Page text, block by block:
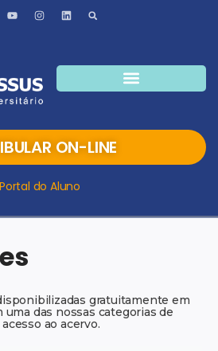
ON-LINE
Portal do Aluno
gratuitamente em
uma das nossas categorias de
ao acervo.